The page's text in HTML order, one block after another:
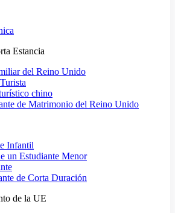
Estancia
del Reino Unido
chino
de Matrimonio del Reino Unido
Infantil
un Estudiante Menor
de Corta Duración
de la UE